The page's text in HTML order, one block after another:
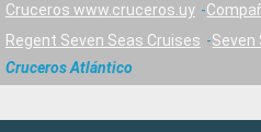
Cruceros www.cruceros.uy
Regent Seven Seas Cruises
Seven
Cruceros Atlántico